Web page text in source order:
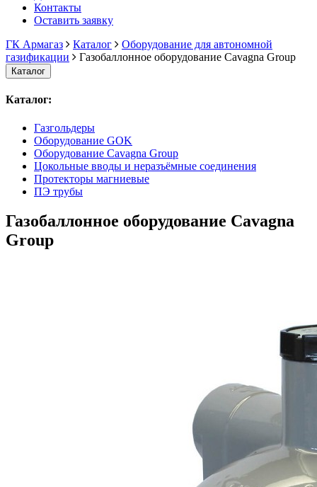
Контакты
Оставить заявку
ГК Армагаз
Каталог
Оборудование для автономной
газификации
Газобаллонное оборудование Cavagna Group
Каталог
Каталог:
Газгольдеры
Оборудование GOK
Оборудование Cavagna Group
Цокольные вводы и неразъёмные соединения
Протекторы магниевые
ПЭ трубы
Газобаллонное оборудование Cavagna
Group